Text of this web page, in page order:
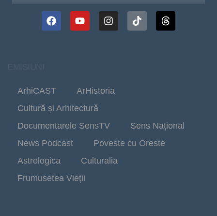
ArhiCAST
ArHistoria
Cultură și Arhitectură
Documentarele SensTV
Sens Național
News Podcast
Poveste cu Oreste
Astrologica
Culturalia
Frumusetea Vieții